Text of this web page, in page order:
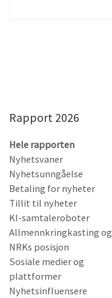
Rapport 2026
Hele rapporten
Nyhetsvaner
Nyhetsunngåelse
Betaling for nyheter
Tillit til nyheter
KI-samtaleroboter
Allmennkringkasting og
NRKs posisjon
Sosiale medier og
plattformer
Nyhetsinfluensere